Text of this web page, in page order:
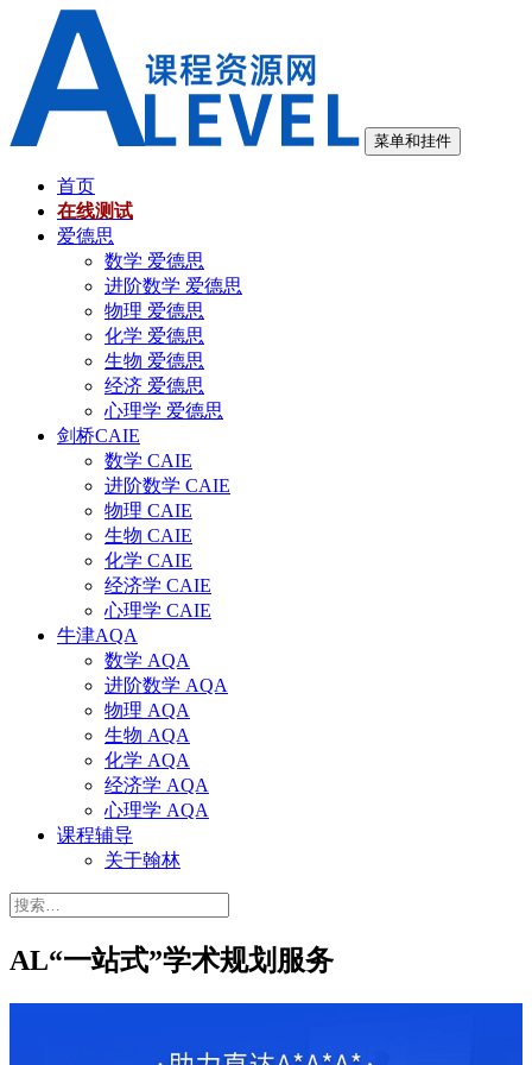
菜单和挂件
首页
在线测试
爱德思
数学 爱德思
进阶数学 爱德思
物理 爱德思
化学 爱德思
生物 爱德思
经济 爱德思
心理学 爱德思
剑桥CAIE
数学 CAIE
进阶数学 CAIE
物理 CAIE
生物 CAIE
化学 CAIE
经济学 CAIE
心理学 CAIE
牛津AQA
数学 AQA
进阶数学 AQA
物理 AQA
生物 AQA
化学 AQA
经济学 AQA
心理学 AQA
课程辅导
关于翰林
搜
AL“一站式”学术规划服务